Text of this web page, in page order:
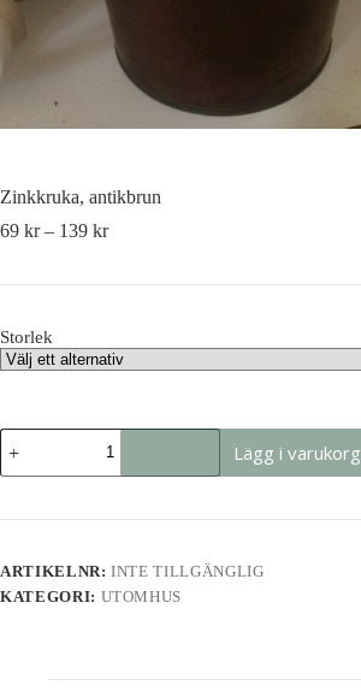
Zinkkruka, antikbrun
69 kr– 139 kr
Storlek
Zinkkruka,
antikbrun
mängd
Lägg i varukorg
ARTIKELNR:INTE TILLGÄNGLIG
KATEGORI: UTOMHUS